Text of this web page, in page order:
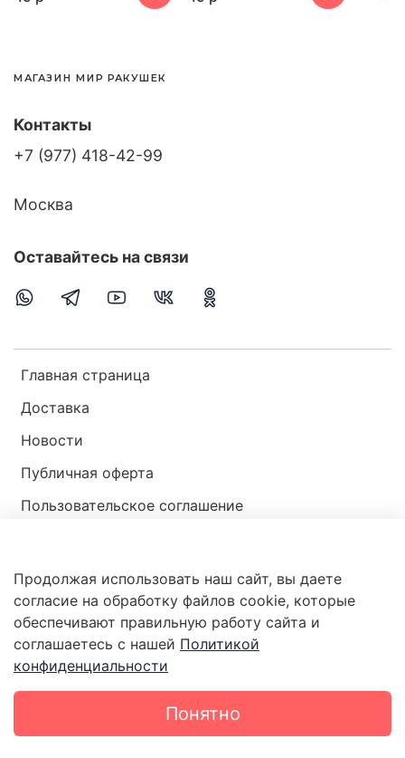
МАГАЗИН МИР РАКУШЕК
Главная страница
Доставка
Новости
Публичная оферта
Пользовательское соглашение
Контакты
+7 (977) 418-42-99
Москва
Оставайтесь на связи
Магазин мир ракушек
Продолжая использовать наш сайт, вы даете
согласие на обработку файлов cookie, которые
обеспечивают правильную работу сайта и
соглашаетесь с нашей Политикой
конфиденциальности
Понятно